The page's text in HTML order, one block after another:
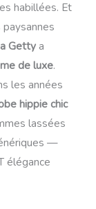
habillées. Et
Gettya
de luxe.
les années
hippie chic
lassées
—
élégance